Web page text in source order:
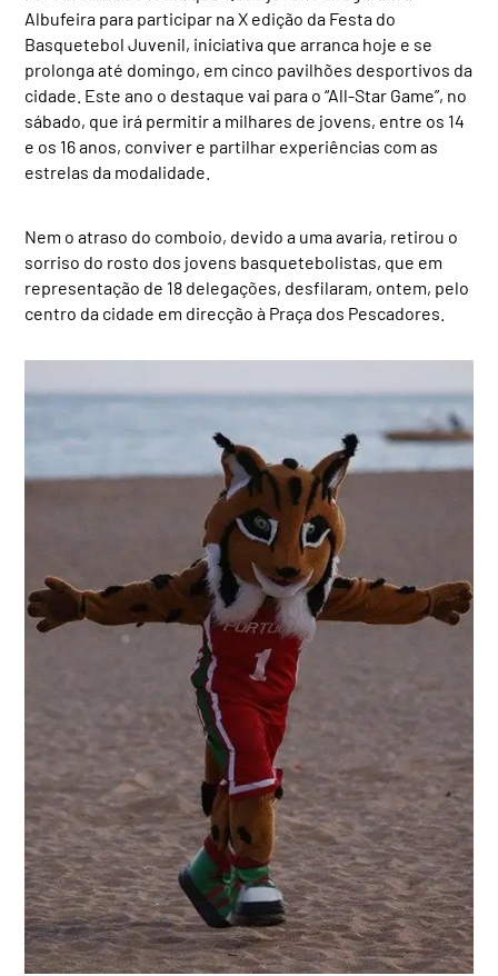
Albufeira para participar na X edição da Festa do
Basquetebol Juvenil, iniciativa que arranca hoje e se
prolonga até domingo, em cinco pavilhões desportivos da
cidade. Este ano o destaque vai para o “All-Star Game”, no
sábado, que irá permitir a milhares de jovens, entre os 14
e os 16 anos, conviver e partilhar experiências com as
estrelas da modalidade.
Nem o atraso do comboio, devido a uma avaria, retirou o
sorriso do rosto dos jovens basquetebolistas, que em
representação de 18 delegações, desfilaram, ontem, pelo
centro da cidade em direcção à Praça dos Pescadores.